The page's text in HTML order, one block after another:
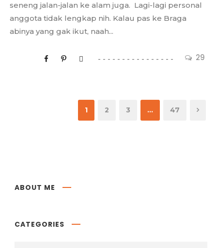
29
seneng jalan-jalan ke alam juga. Lagi-lagi personal
anggota tidak lengkap nih. Kalau pas ke Braga
abinya yang gak ikut, naah...
1 2 3 … 47
ABOUT ME
CATEGORIES